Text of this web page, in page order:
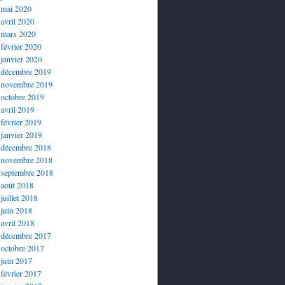
mai 2020
avril 2020
mars 2020
février 2020
janvier 2020
décembre 2019
novembre 2019
octobre 2019
avril 2019
février 2019
janvier 2019
décembre 2018
novembre 2018
septembre 2018
août 2018
juillet 2018
juin 2018
avril 2018
décembre 2017
octobre 2017
juin 2017
février 2017